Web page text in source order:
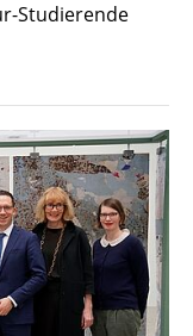
Studierende